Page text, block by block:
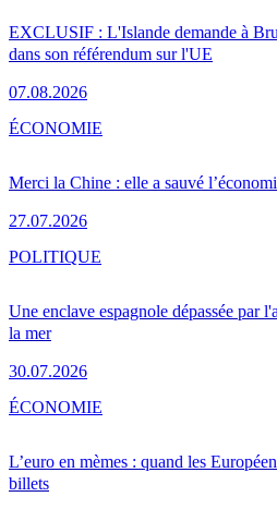
EXCLUSIF : L'Islande demande à
dans son référendum sur l'UE
07.08.2026
Merci la Chine : elle a sauvé
27.07.2026
ÉCONOMIE
Une enclave espagnole dépassée par
la mer
30.07.2026
POLITIQUE
L’euro en mèmes : quand les
billets
ÉCONOMIE